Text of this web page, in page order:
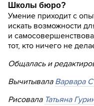
Школы бюро?
Умение приходит с
искать возможности
и
тот, кто ничего не
Общалась и
Вычитывала Варвара
Рисовала Татьяна